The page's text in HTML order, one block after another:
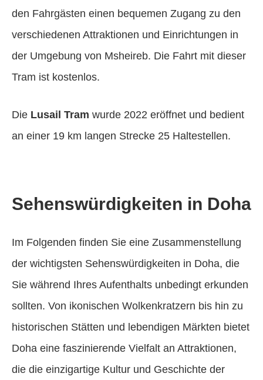
den Fahrgästen einen bequemen Zugang zu den
verschiedenen Attraktionen und Einrichtungen in
der Umgebung von Msheireb. Die Fahrt mit dieser
Tram ist kostenlos.
Die Lusail Tram wurde 2022 eröffnet und bedient
an einer 19 km langen Strecke 25 Haltestellen.
Sehenswürdigkeiten in Doha
Im Folgenden finden Sie eine Zusammenstellung
der wichtigsten Sehenswürdigkeiten in Doha, die
Sie während Ihres Aufenthalts unbedingt erkunden
sollten. Von ikonischen Wolkenkratzern bis hin zu
historischen Stätten und lebendigen Märkten bietet
Doha eine faszinierende Vielfalt an Attraktionen,
die die einzigartige Kultur und Geschichte der